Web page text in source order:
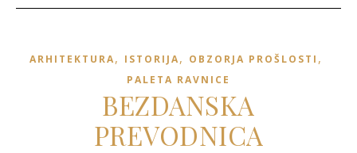
ARHITEKTURA, ISTORIJA, OBZORJA PROŠLOSTI ,
PALETA RAVNICE
BEZDANSKA
PREVODNICA